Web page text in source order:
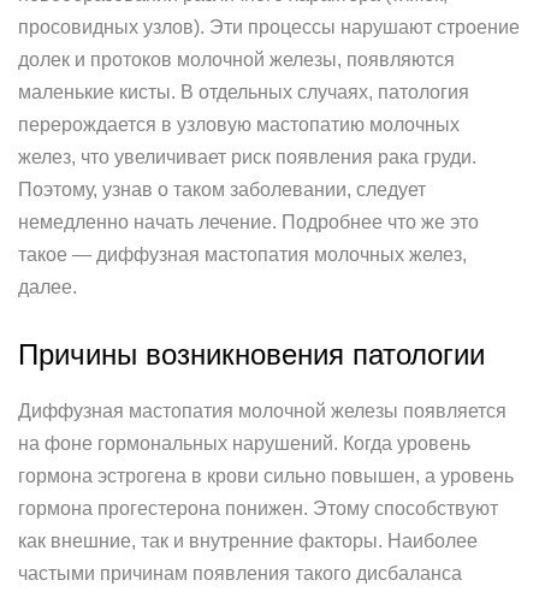
просовидных узлов). Эти процессы нарушают строение
долек и протоков молочной железы, появляются
маленькие кисты. В отдельных случаях, патология
перерождается в узловую мастопатию молочных
желез, что увеличивает риск появления рака груди.
Поэтому, узнав о таком заболевании, следует
немедленно начать лечение. Подробнее что же это
такое — диффузная мастопатия молочных желез,
далее.
Причины возникновения патологии
Диффузная мастопатия молочной железы появляется
на фоне гормональных нарушений. Когда уровень
гормона эстрогена в крови сильно повышен, а уровень
гормона прогестерона понижен. Этому способствуют
как внешние, так и внутренние факторы. Наиболее
частыми причинам появления такого дисбаланса